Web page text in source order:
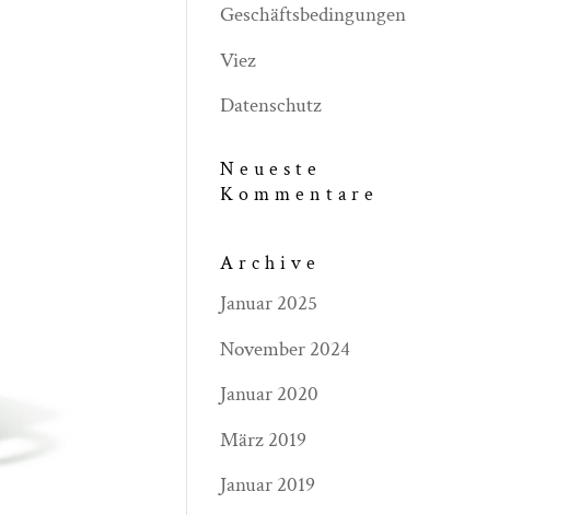
Geschäftsbedingungen
Viez
Datenschutz
Neueste
Kommentare
Archive
Januar 2025
November 2024
Januar 2020
März 2019
Januar 2019